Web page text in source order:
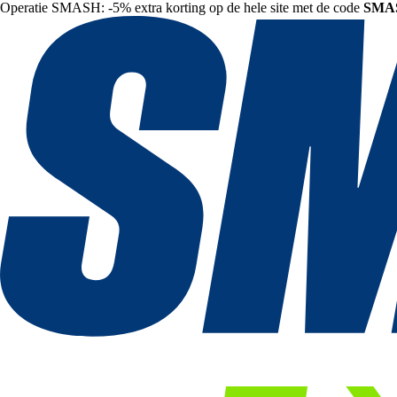
Operatie SMASH: -5% extra korting op de hele site met de code